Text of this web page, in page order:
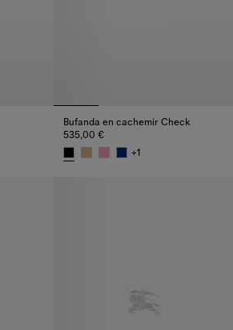
Bufanda en cachemir Check
535,00 €
+1